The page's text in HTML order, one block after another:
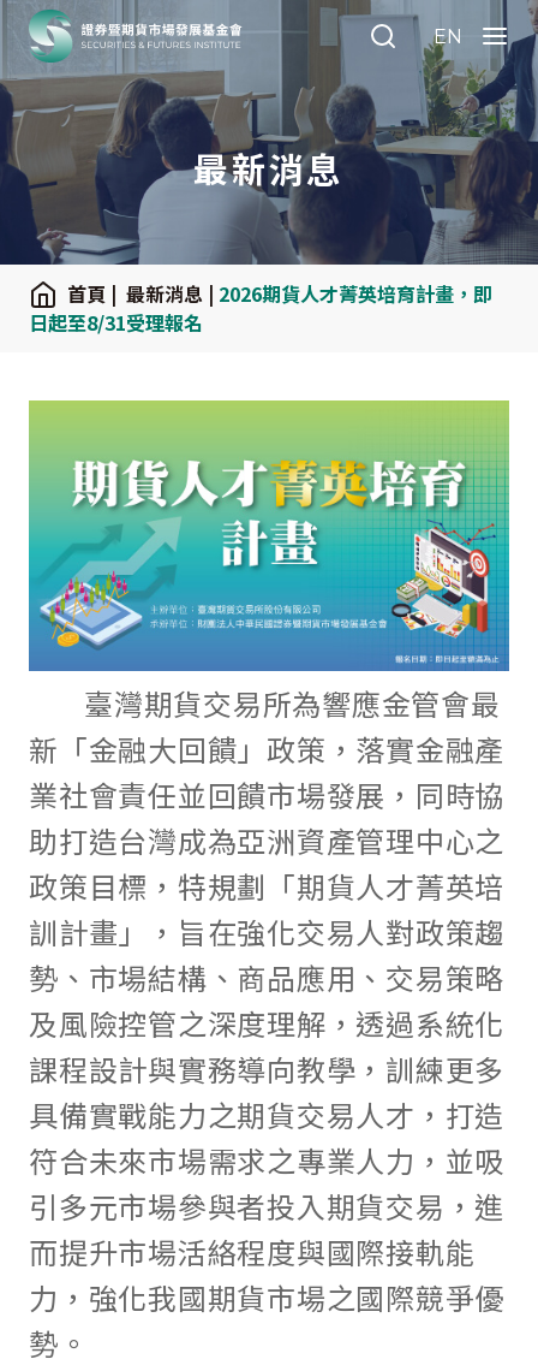
Search EN Menu
最新消息
首頁 | 最新消息 | 2026期貨人才菁英培育計畫，即
日起至8/31受理報名
臺灣期貨交易所為響應金管會最
新「金融大回饋」政策，落實金融產
業社會責任並回饋市場發展，同時協
助打造台灣成為亞洲資產管理中心之
政策目標，特規劃「期貨人才菁英培
訓計畫」，旨在強化交易人對政策趨
勢、市場結構、商品應用、交易策略
及風險控管之深度理解，透過系統化
課程設計與實務導向教學，訓練更多
具備實戰能力之期貨交易人才，打造
符合未來市場需求之專業人力，並吸
引多元市場參與者投入期貨交易，進
而提升市場活絡程度與國際接軌能
力，強化我國期貨市場之國際競爭優
勢。